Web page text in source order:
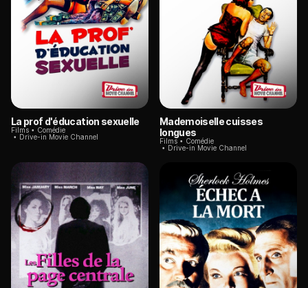
La prof d'éducation sexuelle
Films
Comédie
Drive-in Movie Channel
Mademoiselle cuisses
longues
Films
Comédie
Drive-in Movie Channel